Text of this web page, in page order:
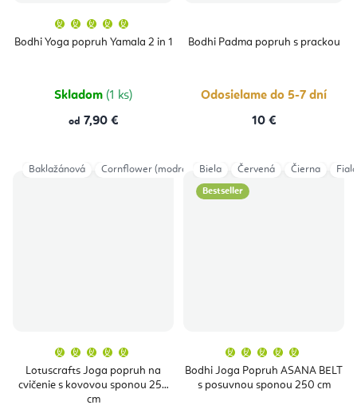
Bodhi Yoga popruh Yamala 2 in 1
produktu
je
Skladom (1 ks)
od 7,90 €
Bodhi Padma popruh s prackou
Odosielame do 5-7 dní
10 €
Lotuscrafts Joga popruh na
cvičenie s kovovou sponou 250
cm
produktu
je
5,0
Baklažánová Cornflower (modrá)
Bestseller
Bodhi Joga Popruh ASANA BELT
s posuvnou sponou 250 cm
produktu
je
5,0
Biela Červená Čierna